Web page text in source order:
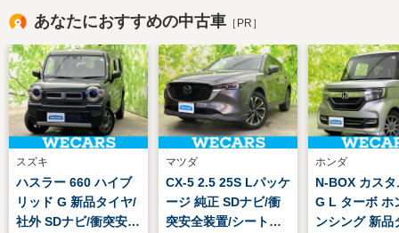
あなたにおすすめの中古車 ［PR］
スズキ
ハスラー 660 ハイブ
リッド G 新品タイヤ/
社外 SDナビ/衝突安全
マツダ
CX-5 2.5 25S Lパッケ
ージ 純正 SDナビ/衝
突安全装置/シートヒ
ホンダ
N-BOX カス
G L ターボ ホ
ンシング 新品